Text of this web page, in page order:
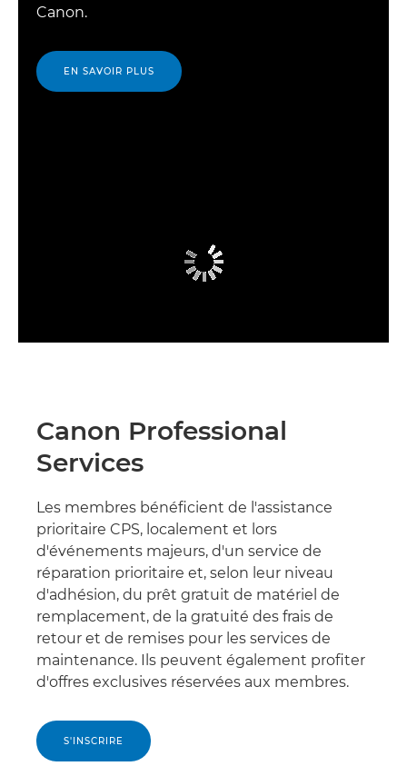
Canon.
EN SAVOIR PLUS
Canon Professional
Services
Les membres bénéficient de l'assistance
prioritaire CPS, localement et lors
d'événements majeurs, d'un service de
réparation prioritaire et, selon leur niveau
d'adhésion, du prêt gratuit de matériel de
remplacement, de la gratuité des frais de
retour et de remises pour les services de
maintenance. Ils peuvent également profiter
d'offres exclusives réservées aux membres.
S'INSCRIRE